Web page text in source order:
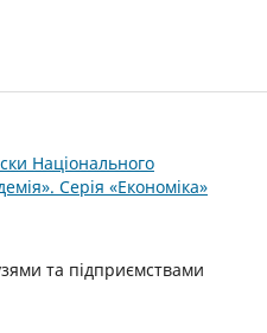
Національного
Серія «Економіка»
та підприємствами